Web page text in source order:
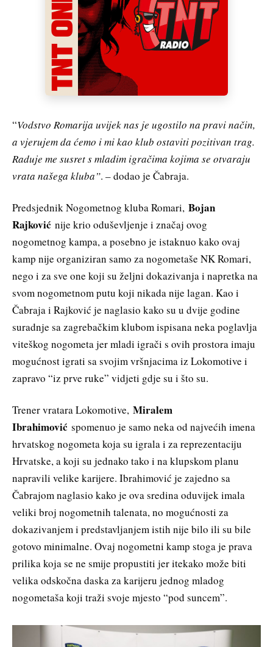
“Vodstvo Romarija uvijek nas je ugostilo na pravi način,
a vjerujem da ćemo i mi kao klub ostaviti pozitivan trag.
Raduje me susret s mladim igračima kojima se otvaraju
vrata našega kluba”. – dodao je Čabraja.
Predsjednik Nogometnog kluba Romari, Bojan
Rajković nije krio oduševljenje i značaj ovog
nogometnog kampa, a posebno je istaknuo kako ovaj
kamp nije organiziran samo za nogometaše NK Romari,
nego i za sve one koji su željni dokazivanja i napretka na
svom nogometnom putu koji nikada nije lagan. Kao i
Čabraja i Rajković je naglasio kako su u dvije godine
suradnje sa zagrebačkim klubom ispisana neka poglavlja
viteškog nogometa jer mladi igrači s ovih prostora imaju
mogućnost igrati sa svojim vršnjacima iz Lokomotive i
zapravo “iz prve ruke” vidjeti gdje su i što su.
Trener vratara Lokomotive, Miralem
Ibrahimović spomenuo je samo neka od najvećih imena
hrvatskog nogometa koja su igrala i za reprezentaciju
Hrvatske, a koji su jednako tako i na klupskom planu
napravili velike karijere. Ibrahimović je zajedno sa
Čabrajom naglasio kako je ova sredina oduvijek imala
veliki broj nogometnih talenata, no mogućnosti za
dokazivanjem i predstavljanjem istih nije bilo ili su bile
gotovo minimalne. Ovaj nogometni kamp stoga je prava
prilika koja se ne smije propustiti jer itekako može biti
velika odskočna daska za karijeru jednog mladog
nogometaša koji traži svoje mjesto “pod suncem”.